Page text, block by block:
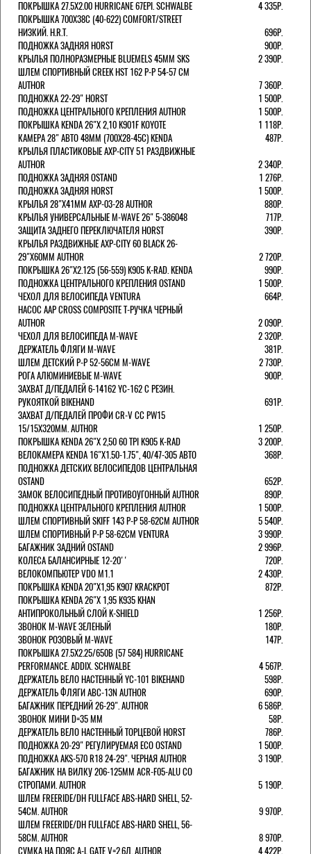
ПОКРЫШКА 27.5X2.00 HURRICANE 67EPI. SCHWALBE
4 335Р.
ПОКРЫШКА 700X38С (40-622) COMFORT/STREET
НИЗКИЙ. H.R.T.
696Р.
ПОДНОЖКА ЗАДНЯЯ HORST
900Р.
КРЫЛЬЯ ПОЛНОРАЗМЕРНЫЕ BLUEMELS 45MM SKS
2 390Р.
ШЛЕМ СПОРТИВНЫЙ CREEK HST 162 Р-Р 54-57 СМ
AUTHOR
7 360Р.
ПОДНОЖКА 22-29" HORST
1 500Р.
ПОДНОЖКА ЦЕНТРАЛЬНОГО КРЕПЛЕНИЯ AUTHOR
1 500Р.
ПОКРЫШКА KENDA 26"Х 2,10 K901F KOYOTE
1 118Р.
КАМЕРА 28" АВТО 48ММ (700Х28-45С) KENDA
487Р.
КРЫЛЬЯ ПЛАСТИКОВЫЕ AXP-CITY 51 РАЗДВИЖНЫЕ
AUTHOR
2 340Р.
ПОДНОЖКА ЗАДНЯЯ OSTAND
1 276Р.
ПОДНОЖКА ЗАДНЯЯ HORST
1 500Р.
КРЫЛЬЯ 28"Х41ММ AXP-03-28 AUTHOR
880Р.
КРЫЛЬЯ УНИВЕРСАЛЬНЫЕ M-WAVE 26" 5-386048
717Р.
ЗАЩИТА ЗАДНЕГО ПЕРЕКЛЮЧАТЕЛЯ HORST
390Р.
КРЫЛЬЯ РАЗДВИЖНЫЕ AXP-CITY 60 BLACK 26-
29"Х60ММ AUTHOR
2 720Р.
ПОКРЫШКА 26"Х2.125 (56-559) K905 K-RAD. KENDA
990Р.
ПОДНОЖКА ЦЕНТРАЛЬНОГО КРЕПЛЕНИЯ OSTAND
1 500Р.
ЧЕХОЛ ДЛЯ ВЕЛОСИПЕДА VENTURA
664Р.
НАСОС AAP CROSS COMPOSITE Т-РУЧКА ЧЕРНЫЙ
AUTHOR
2 090Р.
ЧЕХОЛ ДЛЯ ВЕЛОСИПЕДА M-WAVE
2 320Р.
ДЕРЖАТЕЛЬ ФЛЯГИ M-WAVE
381Р.
ШЛЕМ ДЕТСКИЙ Р-Р 52-56СМ M-WAVE
2 730Р.
РОГА АЛЮМИНИЕВЫЕ M-WAVE
900Р.
ЗАХВАТ Д/ПЕДАЛЕЙ 6-14162 YC-162 С РЕЗИН.
РУКОЯТКОЙ BIKEHAND
691Р.
ЗАХВАТ Д/ПЕДАЛЕЙ ПРОФИ CR-V CC PW15
15/15X320ММ. AUTHOR
1 250Р.
ПОКРЫШКА KENDA 26"Х 2,50 60 TPI K905 K-RAD
3 200Р.
ВЕЛОКАМЕРА KENDA 16"Х1.50-1.75", 40/47-305 АВТО
368Р.
ПОДНОЖКА ДЕТСКИХ ВЕЛОСИПЕДОВ ЦЕНТРАЛЬНАЯ
OSTAND
652Р.
ЗАМОК ВЕЛОСИПЕДНЫЙ ПРОТИВОУГОННЫЙ AUTHOR
890Р.
ПОДНОЖКА ЦЕНТРАЛЬНОГО КРЕПЛЕНИЯ AUTHOR
1 500Р.
ШЛЕМ СПОРТИВНЫЙ SKIFF 143 Р-Р 58-62СМ AUTHOR
5 540Р.
ШЛЕМ СПОРТИВНЫЙ Р-Р 58-62СМ VENTURA
3 990Р.
БАГАЖНИК ЗАДНИЙ OSTAND
2 996Р.
КОЛЕСА БАЛАНСИРНЫЕ 12-20''
720Р.
ВЕЛОКОМПЬЮТЕР VDO M1.1
2 430Р.
ПОКРЫШКА KENDA 20"Х1,95 K907 KRACKPOT
872Р.
ПОКРЫШКА KENDA 26"Х 1,95 K935 KHAN
АНТИПРОКОЛЬНЫЙ СЛОЙ K-SHIELD
1 256Р.
ЗВОНОК M-WAVE ЗЕЛЕНЫЙ
180Р.
ЗВОНОК РОЗОВЫЙ M-WAVE
147Р.
ПОКРЫШКА 27.5X2.25/650B (57 584) HURRICANE
PERFORMANCE. ADDIX. SCHWALBE
4 567Р.
ДЕРЖАТЕЛЬ ВЕЛО НАСТЕННЫЙ YC-101 BIKEHAND
598Р.
ДЕРЖАТЕЛЬ ФЛЯГИ ABC-13N AUTHOR
690Р.
БАГАЖНИК ПЕРЕДНИЙ 26-29". AUTHOR
6 586Р.
ЗВОНОК МИНИ D=35 ММ
58Р.
ДЕРЖАТЕЛЬ ВЕЛО НАСТЕННЫЙ ТОРЦЕВОЙ HORST
786Р.
ПОДНОЖКА 20-29" РЕГУЛИРУЕМАЯ ECO OSTAND
1 500Р.
ПОДНОЖКА AKS-570 R18 24-29". ЧЕРНАЯ AUTHOR
3 190Р.
БАГАЖНИК НА ВИЛКУ 206-125ММ ACR-F05-ALU СО
СТРОПАМИ. AUTHOR
5 190Р.
ШЛЕМ FREERIDE/DH FULLFACE ABS-HARD SHELL, 52-
54СМ. AUTHOR
9 970Р.
ШЛЕМ FREERIDE/DH FULLFACE ABS-HARD SHELL, 56-
58СМ. AUTHOR
8 970Р.
СУМКА НА ПОЯС A-L GATE V=2.6Л. AUTHOR
4 422Р.